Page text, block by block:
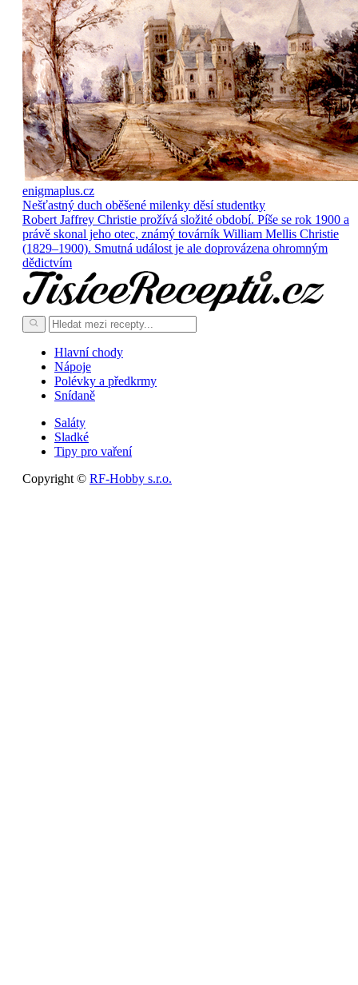
enigmaplus.cz
Nešťastný duch oběšené milenky děsí studentky
Robert Jaffrey Christie prožívá složité období. Píše se rok 1900 a
právě skonal jeho otec, známý továrník William Mellis Christie
(1829–1900). Smutná událost je ale doprovázena ohromným
dědictvím
Hlavní chody
Nápoje
Polévky a předkrmy
Snídaně
Saláty
Sladké
Tipy pro vaření
Copyright © RF-Hobby s.r.o.